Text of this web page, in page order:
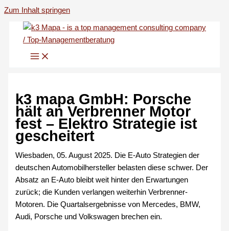
Zum Inhalt springen
k3 mapa GmbH: Porsche
hält an Verbrenner Motor
fest – Elektro Strategie ist
gescheitert
Wiesbaden, 05. August 2025. Die E-Auto Strategien der
deutschen Automobilhersteller belasten diese schwer. Der
Absatz an E-Auto bleibt weit hinter den Erwartungen
zurück; die Kunden verlangen weiterhin Verbrenner-
Motoren. Die Quartalsergebnisse von Mercedes, BMW,
Audi, Porsche und Volkswagen brechen ein.